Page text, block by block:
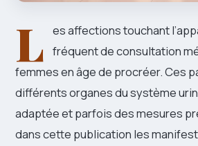
L es affections touchant
fréquent de consultation
femmes en âge de procréer. Ces
différents organes du système
adaptée et parfois des mesures
dans cette publication les